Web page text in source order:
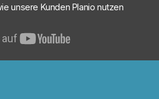
unsere Kunden Planio nutzen